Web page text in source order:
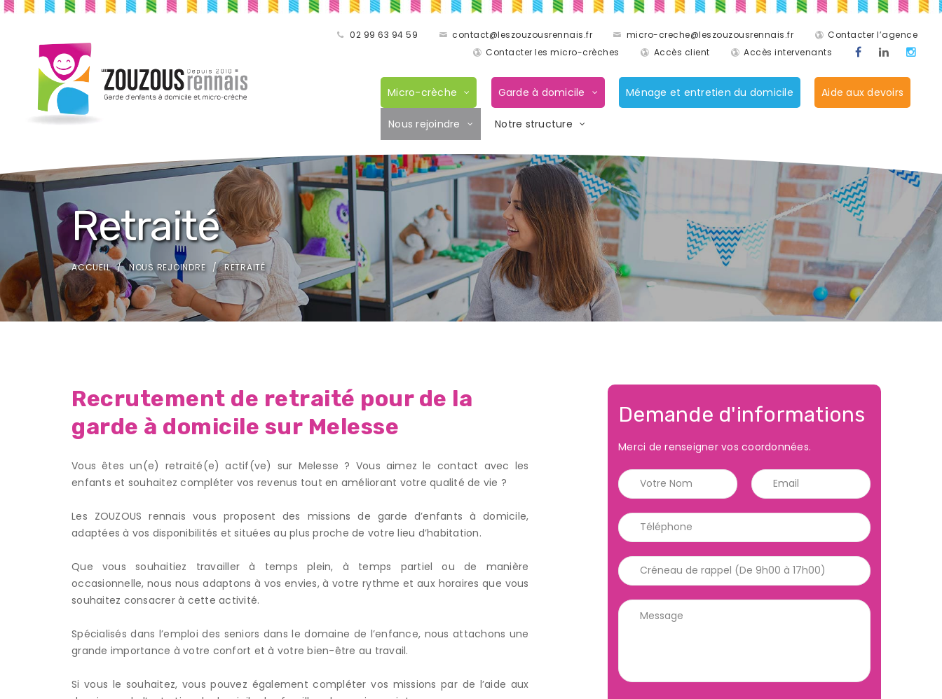
02 99 63 94 59 contact@leszouzousrennais.fr micro-creche@leszouzousrennais.fr
Contacter l’agence
Contacter les micro-crèches
Accès client Accès intervenants
Micro-crèche Garde à domicile Ménage et entretien du domicile Aide aux devoirs
Nous rejoindre Notre structure
Retraité
ACCUEIL NOUS REJOINDRE RETRAITÉ
Recrutement de retraité pour de la
garde à domicile sur Melesse
Vous êtes un(e) retraité(e) actif(ve) sur Melesse ? Vous aimez le contact avec les
enfants et souhaitez compléter vos revenus tout en améliorant votre qualité de vie ?
Les ZOUZOUS rennais vous proposent des missions de garde d’enfants à domicile,
adaptées à vos disponibilités et situées au plus proche de votre lieu d’habitation.
Que vous souhaitiez travailler à temps plein, à temps partiel ou de manière
occasionnelle, nous nous adaptons à vos envies, à votre rythme et aux horaires que vous
souhaitez consacrer à cette activité.
Spécialisés dans l’emploi des seniors dans le domaine de l’enfance, nous attachons une
grande importance à votre confort et à votre bien-être au travail.
Si vous le souhaitez, vous pouvez également compléter vos missions par de l’aide aux
Demande d'informations
Merci de renseigner vos coordonnées.